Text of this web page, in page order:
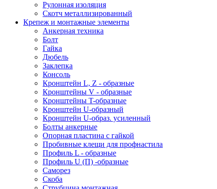
Рулонная изоляция
Скотч металлизированный
Крепеж и монтажные элементы
Анкерная техника
Болт
Гайка
Дюбель
Заклепка
Консоль
Кронштейн L, Z - образные
Кронштейны V - образные
Кронштейны T-образные
Кронштейн U-образный
Кронштейн U-образ. усиленный
Болты анкерные
Опорная пластина с гайкой
Пробивные клещи для профнастила
Профиль L - образные
Профиль U (П) -образные
Саморез
Скоба